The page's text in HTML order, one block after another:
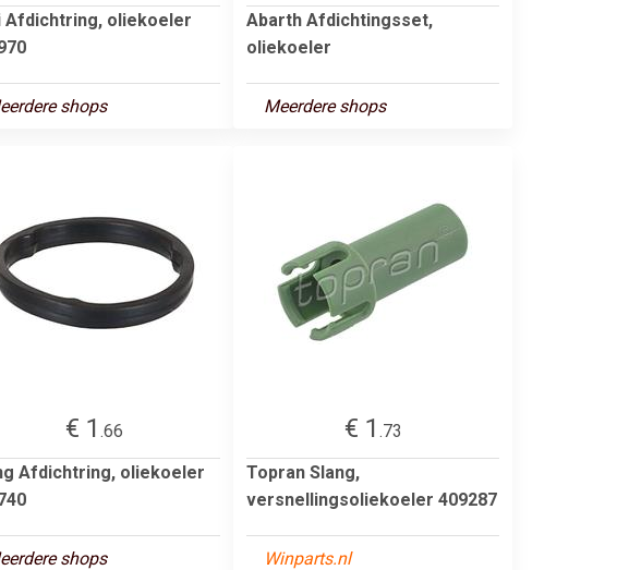
Afdichtring, oliekoeler
shops
Abarth Afdichtingsset,
oliekoeler
Meerdere shops
€ 1 .66
Afdichtring, oliekoeler
shops
€ 1 .73
Topran Slang,
versnellingsoliekoeler 409287
Winparts.nl